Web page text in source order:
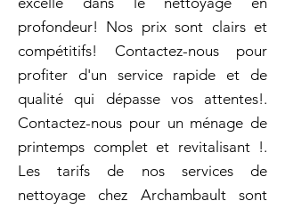
profondeur! Nos prix sont clairs et
compétitifs! Contactez-nous pour
profiter d'un service rapide et de
qualité qui dépasse vos attentes!.
Contactez-nous pour un ménage de
printemps complet et revitalisant !.
Les tarifs de nos services de
nettoyage chez Archambault sont